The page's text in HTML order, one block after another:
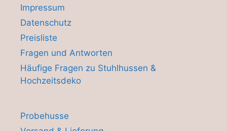
Impressum
Datenschutz
Preisliste
Fragen und Antworten
Häufige Fragen zu Stuhlhussen &
Hochzeitsdeko
Probehusse